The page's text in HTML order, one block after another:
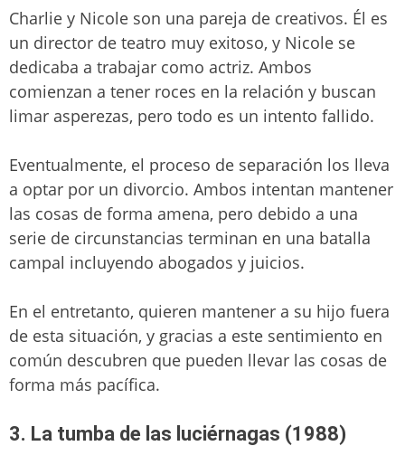
Charlie y Nicole son una pareja de creativos. Él es
un director de teatro muy exitoso, y Nicole se
dedicaba a trabajar como actriz. Ambos
comienzan a tener roces en la relación y buscan
limar asperezas, pero todo es un intento fallido.
Eventualmente, el proceso de separación los lleva
a optar por un divorcio. Ambos intentan mantener
las cosas de forma amena, pero debido a una
serie de circunstancias terminan en una batalla
campal incluyendo abogados y juicios.
En el entretanto, quieren mantener a su hijo fuera
de esta situación, y gracias a este sentimiento en
común descubren que pueden llevar las cosas de
forma más pacífica.
3. La tumba de las luciérnagas (1988)